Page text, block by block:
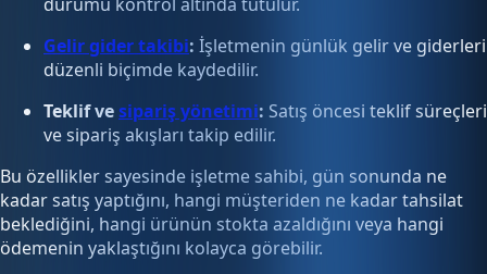
Gelir gider takibi: İşletmenin günlük gelir ve giderleri
düzenli biçimde kaydedilir.
Teklif vesipariş yönetimi: Satış öncesi teklif süreçleri
ve sipariş akışları takip edilir.
Bu özellikler sayesinde işletme sahibi, gün sonunda ne
kadar satış yaptığını, hangi müşteriden ne kadar tahsilat
beklediğini, hangi ürünün stokta azaldığını veya hangi
ödemenin yaklaştığını kolayca görebilir.